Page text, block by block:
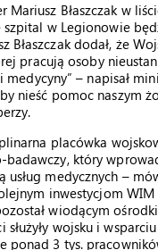
Mariusz Błaszczak w
szpital w Legionowie
Błaszczak dodał, że
pracują osoby
– napisał
nieść pomoc naszym
placówka
który
medycznych –
inwestycjom
wiodącym
wojsku i
ponad 3 tys.